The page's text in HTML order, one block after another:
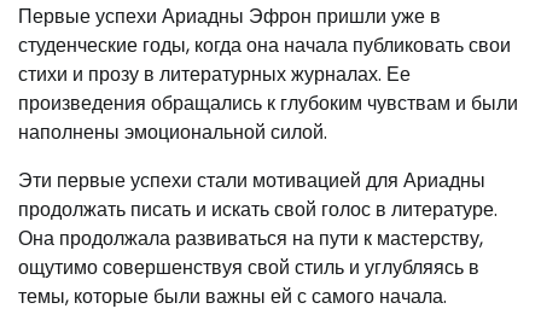
Первые успехи Ариадны Эфрон пришли уже в
студенческие годы, когда она начала публиковать свои
стихи и прозу в литературных журналах. Ее
произведения обращались к глубоким чувствам и были
наполнены эмоциональной силой.
Эти первые успехи стали мотивацией для Ариадны
продолжать писать и искать свой голос в литературе.
Она продолжала развиваться на пути к мастерству,
ощутимо совершенствуя свой стиль и углубляясь в
темы, которые были важны ей с самого начала.